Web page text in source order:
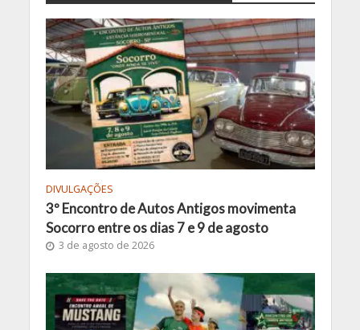
DIVULGAÇÕES
3º Encontro de Autos Antigos movimenta
Socorro entre os dias 7 e 9 de agosto
3 de agosto de 2026